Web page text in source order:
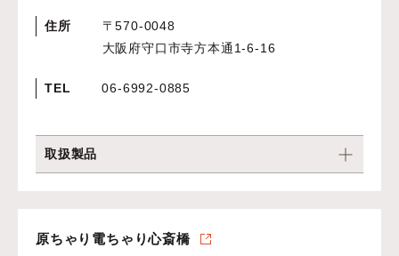
住所
〒570-0048
大阪府守口市寺方本通1-6-16
TEL 06-6992-0885
取扱製品
原ちゃり電ちゃり心斎橋